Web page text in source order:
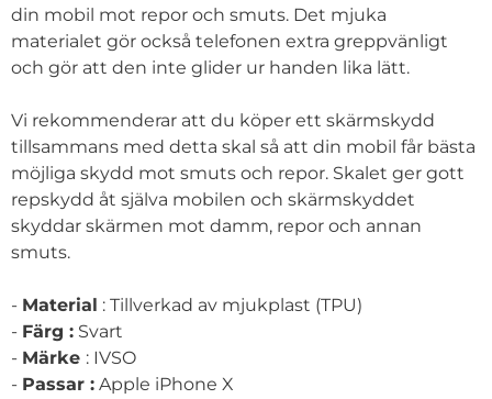
din mobil mot repor och smuts. Det mjuka
materialet gör också telefonen extra greppvänligt
och gör att den inte glider ur handen lika lätt.
Vi rekommenderar att du köper ett skärmskydd
tillsammans med detta skal så att din mobil får bästa
möjliga skydd mot smuts och repor. Skalet ger gott
repskydd åt själva mobilen och skärmskyddet
skyddar skärmen mot damm, repor och annan
smuts.
- Material : Tillverkad av mjukplast (TPU)
- Färg : Svart
- Märke : IVSO
- Passar : Apple iPhone X